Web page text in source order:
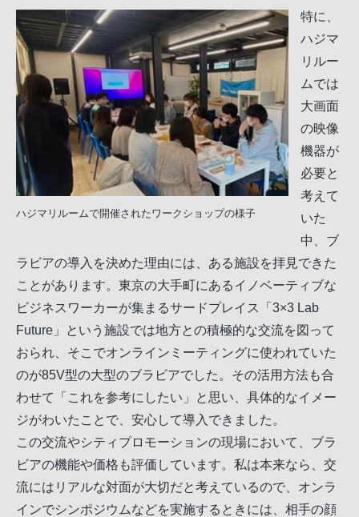
ハジマリルームで開催されたワークショップの様子
特に、
ハジマ
リルー
ムでは
大画面
の映像
機器が
必要と
考えて
いた
中、ブ
ラビアの導入を決めた理由には、ある施設を拝見できた
ことがあります。東京の大手町にあるイノベーティブな
ビジネスワーカーが集まるサードプレイス「3×3 Lab
Future」という施設では地方との積極的な交流を図って
おられ、そこでオンラインミーティングに使われていた
のが85V型の大型のブラビアでした。その活用方法も合
わせて「これを参考にしたい」と思い、具体的なイメー
ジがわいたことで、安心して導入できました。
この交流やシティプロモーションの現場において、ブラ
ビアの機能や価格も評価しています。私は本来なら、交
流にはリアルな対面が大切だと考えているので、オンラ
インでシンポジウムなどを実施するときには、相手の顔